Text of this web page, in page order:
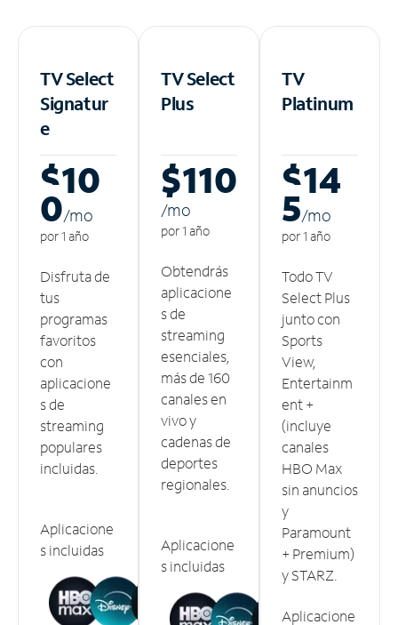
TV Select
Signatur
e
$10
0/mo
por 1 año
Disfruta de
tus
programas
favoritos
con
aplicacione
s de
streaming
populares
incluidas.
Aplicacione
s incluidas
TV Select
Plus
$110
/mo
por 1 año
Obtendrás
aplicacione
s de
streaming
esenciales,
más de 160
canales en
vivo y
cadenas de
deportes
regionales.
Aplicacione
s incluidas
TV
Platinum
$14
5/mo
por 1 año
Todo TV
Select Plus
junto con
Sports
View,
Entertainm
ent +
(incluye
canales
HBO Max
sin anuncios
y
Paramount
+ Premium)
y STARZ.
Aplicacione